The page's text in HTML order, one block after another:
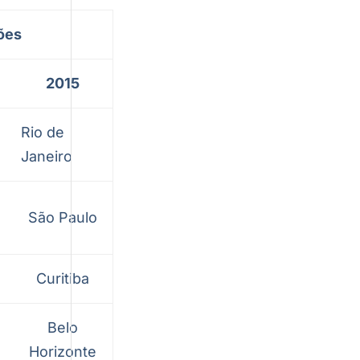
2015
Rio de
Janeiro
São Paulo
Curitiba
Belo
Horizonte